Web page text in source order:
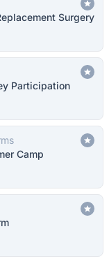
Surgery
Participation
Camp